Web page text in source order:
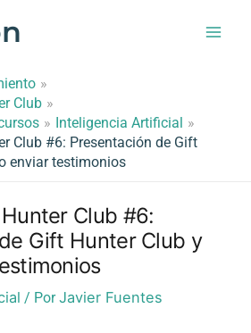
Club
Inteligencia Artificial
Club #6: Presentación de Gift
enviar testimonios
Club #6:
Gift Hunter Club y
/ PorJavier Fuentes